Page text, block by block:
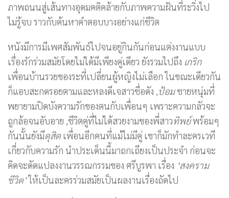
ภาพถนนสู่เส้นทางอุดมคติคล้ายกับภาพความฝันที่ระวิ่งไป
ไม่รู้จบ ราวกับค้นหาคำตอบบางอย่างแก่ชีวิต
หนังมีการมีเพศสัมพันธ์ไปจนอยู่กินกันก่อนแต่งงานแบบ
เรื่องรักร่วมสมัยโดยไม่ได้มีเพียงคู่เดียว ยังรวมไปถึง เกริก
เพื่อนบ้านรวยของระที่เปลี่ยนผู้หญิงไม่เลือก ในขณะเดียวกัน
ก็แอบสะกดรอยตามและหลงดีเจสาวชื่อดัง ,ป้อมชายหนุ่มที่
พยายามปิดบังความรักของตนกับเพื่อนๆ เพราะความกลัวจะ
ถูกล้อจนอับอาย ,ชีวิตคู่ที่ไม่ได้สวยงามของพี่สาวทิพย์พร้อมๆ
กันนั้นยังมีดุสิตเพื่อนอีกคนที่แม้ไม่มีคู่ เขาก็มักทำละครเวที
เกี่ยวกับความรัก นำประเด็นนี้มาถกเถียงเป็นประจำ ก่อนจะ
คิดจะดัดแปลงงานวรรณกรรมของ ศรีบูรพา เรื่อง ‘สงคราม
ชีวิต’ให้เป็นละครร่วมสมัยเป็นผลงานเรื่องถัดไป